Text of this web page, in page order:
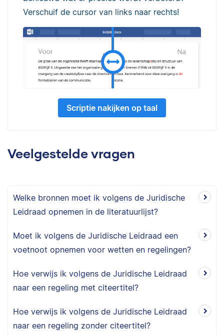
Verschuif de cursor van links naar rechts!
Scriptie nakijken op taal
Veelgestelde vragen
Welke bronnen moet ik volgens de Juridische
Leidraad opnemen in de literatuurlijst?
Moet ik volgens de Juridische Leidraad een
voetnoot opnemen voor wetten en regelingen?
Hoe verwijs ik volgens de Juridische Leidraad
naar een regeling met citeertitel?
Hoe verwijs ik volgens de Juridische Leidraad
naar een regeling zonder citeertitel?